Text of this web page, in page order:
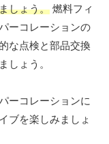
しょう。 燃料フィ
ーコレーションの
な点検と部品交換
しょう。
ーコレーションに
ブを楽しみましょ